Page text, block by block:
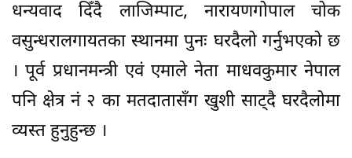
धन्यवाद दिँदै लाजिम्पाट, नारायणगोपाल चोक
वसुन्धरालगायतका स्थानमा पुनः घरदैलो गर्नुभएको छ
। पूर्व प्रधानमन्त्री एवं एमाले नेता माधवकुमार नेपाल
पनि क्षेत्र नं २ का मतदातासँग खुशी साट्दै घरदैलोमा
व्यस्त हुनुहुन्छ ।